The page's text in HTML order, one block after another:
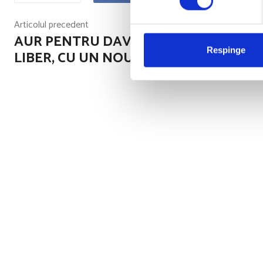
Respinge
Articolul precedent
AUR PENTRU DAVID LA 200 DE METRI
LIBER, CU UN NOU RECORD